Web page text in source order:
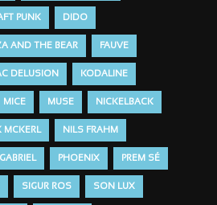
PUNK DIDO
AND THE BEAR FAUVE
DELUSION KODALINE
MICE MUSE NICKELBACK
MCKERL NILS FRAHM
PHOENIX PREM SÉ
SIGUR ROS SON LUX